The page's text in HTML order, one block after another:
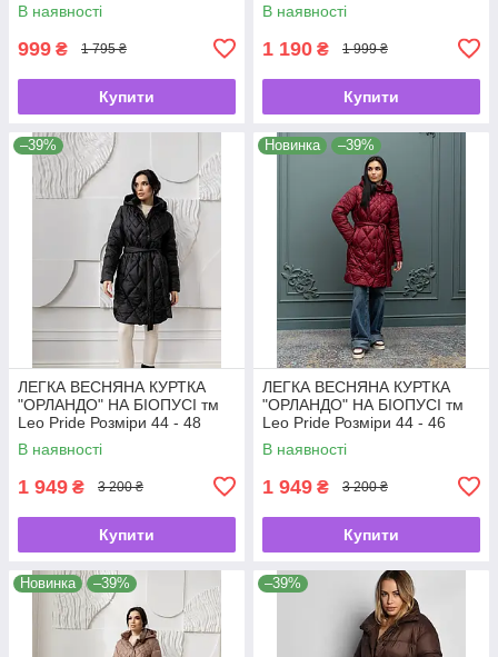
В наявності
999 ₴ 1 795 ₴
Купити
В наявності
1 190 ₴ 1 999 ₴
Купити
–39%
ЛЕГКА ВЕСНЯНА КУРТКА
"ОРЛАНДО" НА БІОПУСІ тм
Leo Pride Розміри 44 - 48
В наявності
1 949 ₴ 3 200 ₴
Купити
Новинка –39%
ЛЕГКА ВЕСНЯНА КУРТКА
"ОРЛАНДО" НА БІОПУСІ тм
Leo Pride Розміри 44 - 46
В наявності
1 949 ₴ 3 200 ₴
Купити
Новинка –39% –39%